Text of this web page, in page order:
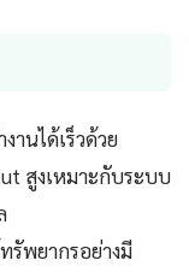
านได้เร็วด้วย
สูงเหมาะกับระบบ
รัพยากรอย่างมี